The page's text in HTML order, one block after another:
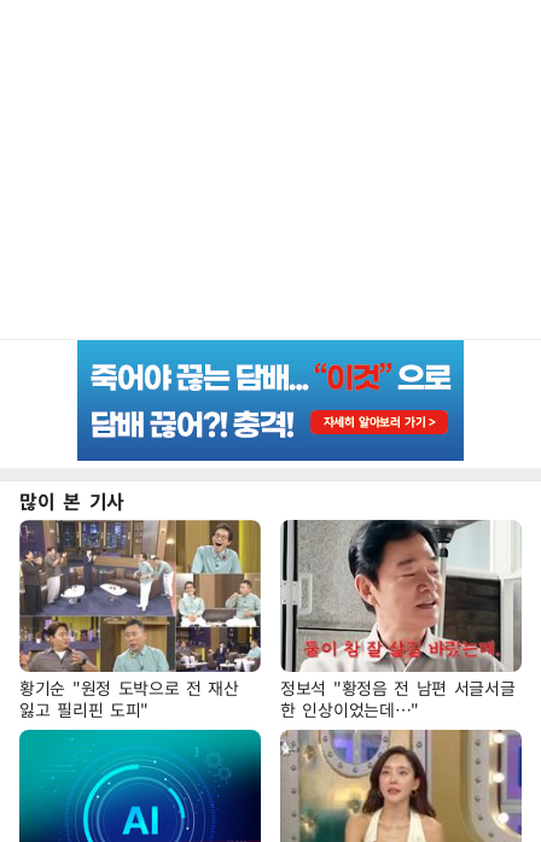
많이 본 기사
황기순 "원정 도박으로 전 재산
잃고 필리핀 도피"
정보석 "황정음 전 남편 서글서글
한 인상이었는데…"